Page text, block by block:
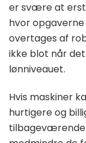
er svære at
hvor
overtages af
ikke blot når
lønniveauet.
Hvis maskiner
hurtigere og